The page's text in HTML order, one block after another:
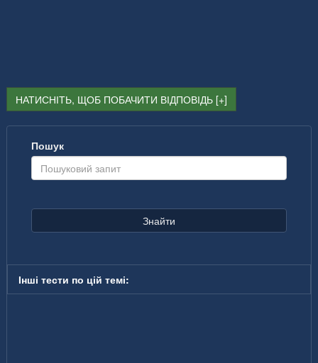
НАТИСНІТЬ, ЩОБ ПОБАЧИТИ ВІДПОВІДЬ
Пошук
Знайти
Інші тести по цій темі: